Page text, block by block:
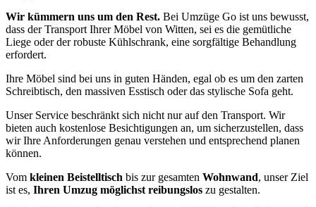
Wir kümmern uns um den Rest. Bei Umzüge Go ist uns bewusst,
dass der Transport Ihrer Möbel von Witten, sei es die gemütliche
Liege oder der robuste Kühlschrank, eine sorgfältige Behandlung
erfordert.
Ihre Möbel sind bei uns in guten Händen, egal ob es um den zarten
Schreibtisch, den massiven Esstisch oder das stylische Sofa geht.
Unser Service beschränkt sich nicht nur auf den Transport. Wir
bieten auch kostenlose Besichtigungen an, um sicherzustellen, dass
wir Ihre Anforderungen genau verstehen und entsprechend planen
können.
Vom kleinen Beistelltisch bis zur gesamten Wohnwand, unser Ziel
ist es, Ihren Umzug möglichst reibungslos zu gestalten.